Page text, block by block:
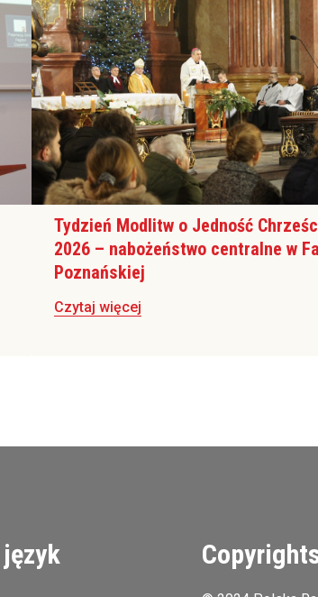
Tydzień Modlitw o Jedność
2026 – nabożeństwo centralne w
Poznańskiej
Czytaj więcej